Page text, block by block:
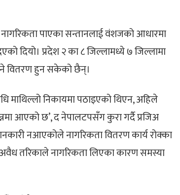
पाएका सन्तानलाई वंशजको आधारमा
दियो। प्रदेश २ का ८ जिल्लामध्ये ७ जिल्लामा
वितरण हुन सकेको छैन्।
माथिल्लो निकायमा पठाइएको थिएन, अहिले
आएको छ’, द नेपालटपसँग कुरा गर्दै प्रजिअ
नआएकोले नागरिकता वितरण कार्य रोक्का
अवैध तरिकाले नागरिकता लिएका कारण समस्या